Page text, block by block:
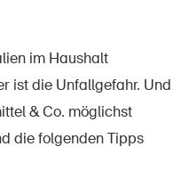
im Haushalt
ist die Unfallgefahr. Und
& Co. möglichst
die folgenden Tipps